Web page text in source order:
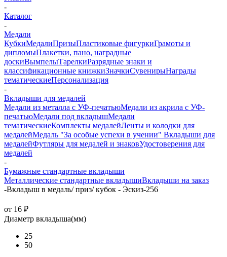
-
Каталог
-
Медали
КубкиМедалиПризыПластиковые фигуркиГрамоты и
дипломыПлакетки, пано, наградные
доскиВымпелыТарелкиРазрядные знаки и
классификационные книжкиЗначкиСувенирыНаграды
тематическиеПерсонализация
-
Вкладыши для медалей
Медали из металла с УФ-печатьюМедали из акрила с УФ-
печатьюМедали под вкладышМедали
тематическиеКомплекты медалейЛенты и колодки для
медалейМедаль "За особые успехи в учении" Вкладыши для
медалейФутляры для медалей и знаковУдостоверения для
медалей
-
Бумажные стандартные вкладыши
Металлические стандартные вкладышиВкладыши на заказ
-Вкладыш в медаль/ приз/ кубок - Эскиз-256
от 16 ₽
Диаметр вкладыша(мм)
25
50